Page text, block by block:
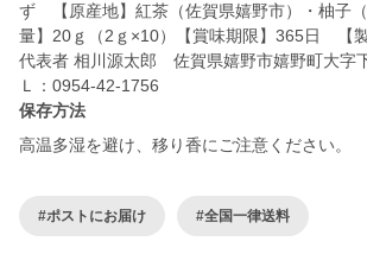
ず 【原産地】紅茶（佐賀県嬉野市）・柚子
量】20ｇ（2ｇ×10）【賞味期限】365日 【
代表者 相川源太郎 佐賀県嬉野市嬉野町大字
Ｌ：0954-42-1756
保存方法
高温多湿を避け、移り香にご注意ください。
#ポストにお届け #全国一律送料